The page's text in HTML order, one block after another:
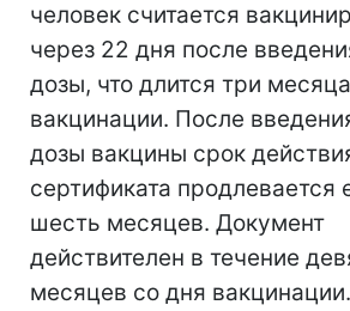
человек считается
через 22 дня после
дозы, что длится три
вакцинации. После
дозы вакцины срок
сертификата продлевается
шесть месяцев. Документ
действителен в течение
месяцев со дня вакцинации.